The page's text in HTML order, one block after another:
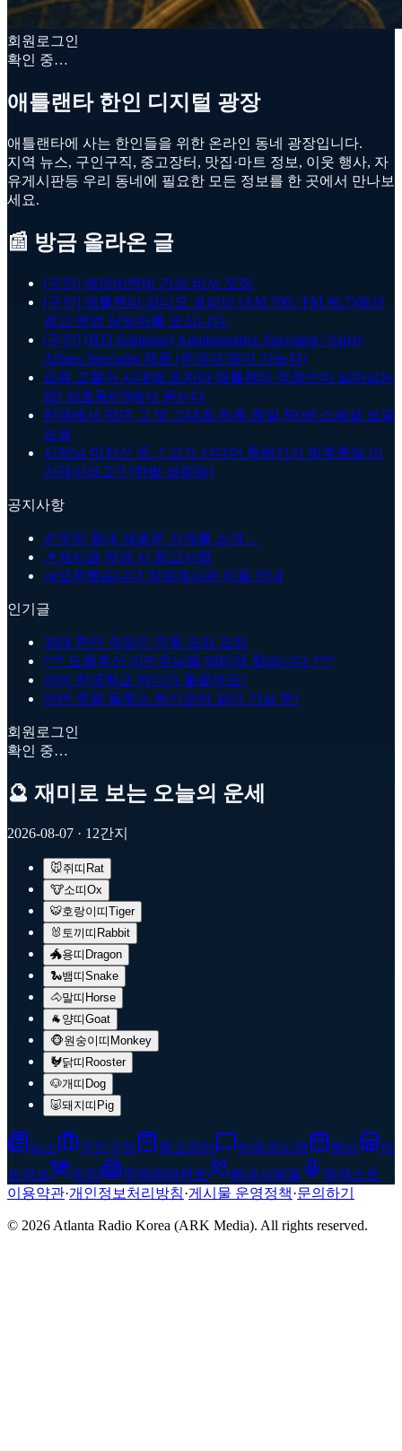
회원로그인
확인 중…
애틀랜타 한인 디지털 광장
애틀랜타에 사는 한인들을 위한 온라인 동네 광장입니다.
지역 뉴스, 구인구직, 중고장터, 맛집·마트 정보, 이웃 행사, 자
유게시판등 우리 동네에 필요한 모든 정보를 한 곳에서 만나보
세요.
📰 방금 올라온 글
[구인] 에어비앤비 가상 비서 모집
[구인] 애틀랜타 라디오 코리아 (AM 790 / FM 96.7)에서
광고 영업 담당자를 모십니다.
[구인] [BTI Solutions] Administrative Specialist / Safety
Affairs Specialist 채용 (한국어/영어 가능자)
요즘 고물가 시대에 조지아 애틀랜타 직장인이 살아남는
법! 강호동678에서 듣는다
한국에서 먹던 그 맛 그대로 하루 종일 $9.99 스페셜 보글
보글
사장님 미치신 듯..? 고기 산더미 뚝배기가 하루종일 이
가격이라고?! [한밭 설렁탕]
공지사항
🎉우리 동네 새로운 가게를 소개…
📌게시글 작성 시 참고사항
📣오픈했습니다 자유게시판 이용 안내
인기글
30대 한인 직장인 친목 모임 모집
*** 도움주신 이민우님을 애타게 찾습니다 ***
아이 한국학교 어디가 좋을까요?
이번 주말 둘루스 등산모임 같이 가실 분!
회원로그인
확인 중…
🔮 재미로 보는 오늘의 운세
2026-08-07 · 12간지
🐭쥐띠 Rat
🐮소띠Ox
🐯호랑이띠Tiger
🐰 토끼띠 Rabbit
🐲용띠 Dragon
🐍뱀띠Snake
🐴말띠 Horse
🐐 양띠Goat
🐵원숭이띠 Monkey
🐓닭띠 Rooster
🐶개띠 Dog
🐷돼지띠 Pig
뉴스 구인구직 중고장터 자유게시판 행사
마
트정보
맛집 주택매매렌트 동네사람들
팟캐스트
이용약관·개인정보처리방침·게시물 운영정책·문의하기
© 2026 Atlanta Radio Korea (ARK Media). All rights reserved.